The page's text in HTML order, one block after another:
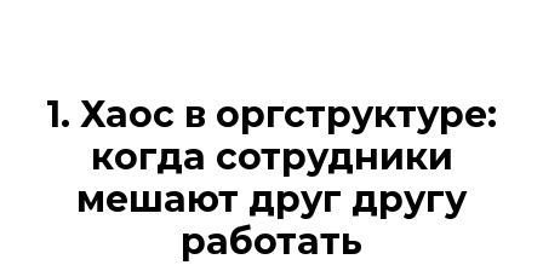
1. Хаос в оргструктуре:
когда сотрудники
мешают друг другу
работать